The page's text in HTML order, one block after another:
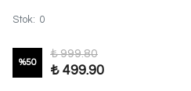
Stok: 0
%50
₺ 999.80
₺ 499.90